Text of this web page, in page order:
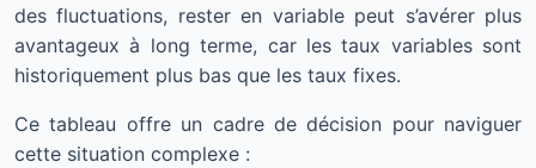
des fluctuations, rester en variable peut s’avérer plus
avantageux à long terme, car les taux variables sont
historiquement plus bas que les taux fixes.
Ce tableau offre un cadre de décision pour naviguer
cette situation complexe :